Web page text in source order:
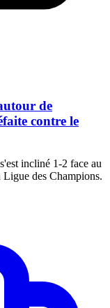
de
contre le
incliné 1-2 face au
des Champions.